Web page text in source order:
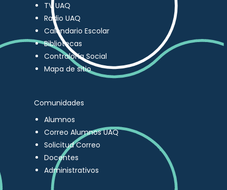
TV UAQ
Radio UAQ
Calendario Escolar
Bibliotecas
Contraloría Social
Mapa de sitio
Comunidades
Alumnos
Correo Alumnos UAQ
Solicitud Correo
Docentes
Administrativos